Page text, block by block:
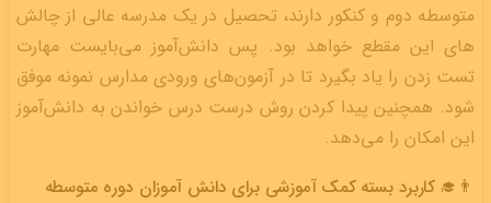
متوسطه دوم و کنکور دارند، تحصیل در یک مدرسه عالی از چالش­‌
های این مقطع خواهد بود. پس دانش‌آموز می‌بایست مهارت
تست زدن را یاد بگیرد تا در آزمون‌های ورودی مدارس نمونه موفق
شود. همچنین پیدا کردن روش درست درس خواندن به دانش‌آموز
این امکان را می‌دهد.
👨‍🎓 کاربرد بسته کمک آموزشی برای دانش آموزان دوره متوسطه